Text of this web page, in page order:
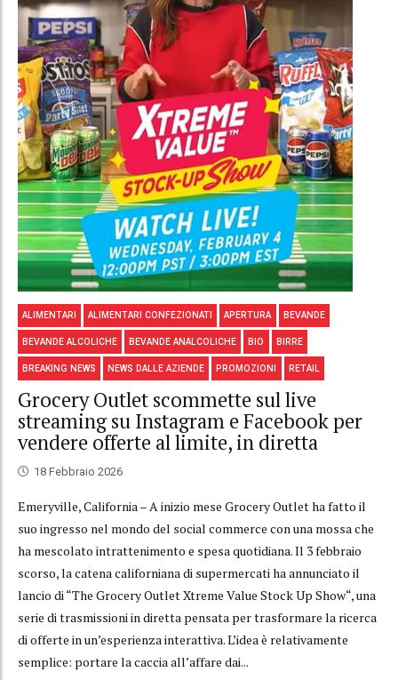
ALIMENTARI ALIMENTARI CONFEZIONATI APERTURA BEVANDE
BEVANDE ALCOLICHE BEVANDE ANALCOLICHE BIO BIRRE
BREAKING NEWS NEWS DALLE AZIENDE PROMOZIONI RETAIL
Grocery Outlet scommette sul live
streaming su Instagram e Facebook per
vendere offerte al limite, in diretta
18 Febbraio 2026
Emeryville, California – A inizio mese Grocery Outlet ha fatto il
suo ingresso nel mondo del social commerce con una mossa che
ha mescolato intrattenimento e spesa quotidiana. Il 3 febbraio
scorso, la catena californiana di supermercati ha annunciato il
lancio di “The Grocery Outlet Xtreme Value Stock Up Show“, una
serie di trasmissioni in diretta pensata per trasformare la ricerca
di offerte in un’esperienza interattiva. L’idea è relativamente
semplice: portare la caccia all’affare dai...